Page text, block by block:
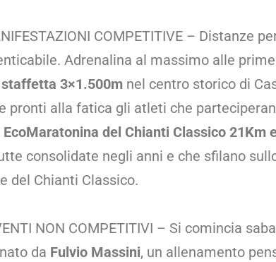
COMPETITIVE – Distanze
Adrenalina al massimo alle
staffetta 3×1.500m nel centro storico di
pronti alla fatica gli atleti che
EcoMaratonina del Chianti Classico 21Km
consolidate negli anni e che sfilano
del Chianti Classico.
NON COMPETITIVI – Si comincia
da Fulvio Massini, un allenamento